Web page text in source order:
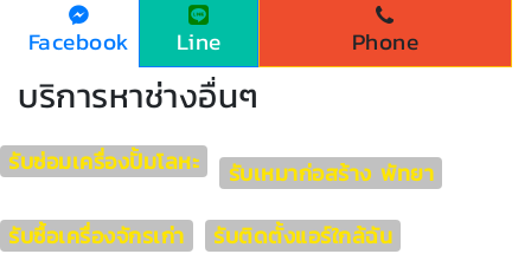
Facebook Line Phone
บริการหาช่างอื่นๆ
รับซ่อมเครื่องปั้มโลหะ
รับเหมาก่อสร้าง พัทยา
รับซื้อเครื่องจักรเก่า
รับติดตั้งแอร์ใกล้ฉัน